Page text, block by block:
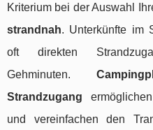
Kriterium bei der Auswahl
strandnah. Unterkünfte im
oft direkten
Gehminuten.
Strandzugang
und vereinfachen den